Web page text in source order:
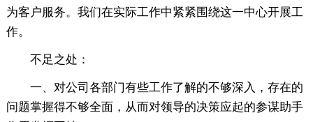
为客户服务。我们在实际工作中紧紧围绕这一中心开展工
作。
不足之处：
一、对公司各部门有些工作了解的不够深入，存在的
问题掌握得不够全面，从而对领导的决策应起的参谋助手